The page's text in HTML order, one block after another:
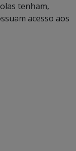
tenham,
acesso aos